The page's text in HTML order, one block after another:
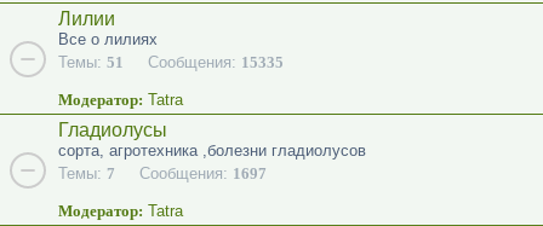
Лилии
Все о лилиях
Темы: 51 Сообщения: 15335
Модератор: Tatra
Гладиолусы
сорта, агротехника ,болезни гладиолусов
Темы: 7 Сообщения: 1697
Модератор: Tatra